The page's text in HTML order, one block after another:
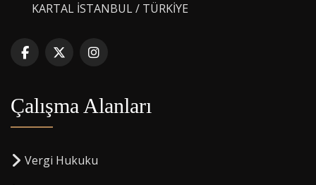
KARTAL İSTANBUL / TÜRKİYE
Çalışma Alanları
Vergi Hukuku